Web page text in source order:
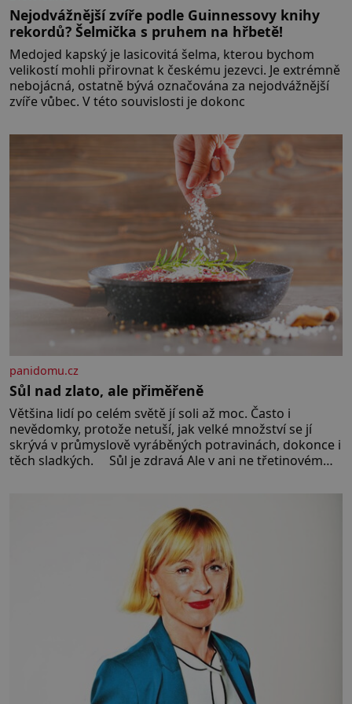
Nejodvážnější zvíře podle Guinnessovy knihy
rekordů? Šelmička s pruhem na hřbetě!
Medojed kapský je lasicovitá šelma, kterou bychom
velikostí mohli přirovnat k českému jezevci. Je extrémně
nebojácná, ostatně bývá označována za nejodvážnější
zvíře vůbec. V této souvislosti je dokonc
panidomu.cz
Sůl nad zlato, ale přiměřeně
Většina lidí po celém světě jí soli až moc. Často i
nevědomky, protože netuší, jak velké množství se jí
skrývá v průmyslově vyráběných potravinách, dokonce i
těch sladkých. Sůl je zdravá Ale v ani ne třetinovém